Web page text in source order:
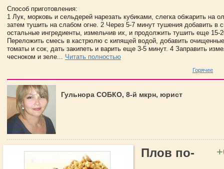
Способ приготовления:
1 Лук, морковь и сельдерей нарезать кубиками, слегка обжарить на
затем тушить на слабом огне. 2 Через 5-7 минут тушения добавить в
остальные ингредиенты, измельчив их, и продолжить тушить еще 15-
Переложить смесь в кастрюлю с кипящей водой, добавить
томаты и сок, дать закипеть и варить еще 3-5 минут. 4 Заправить
чесноком и зеле... Читать полностью
Горячее
Гульнора СОБКО, 8-й мкрн, юрист
Плов по-